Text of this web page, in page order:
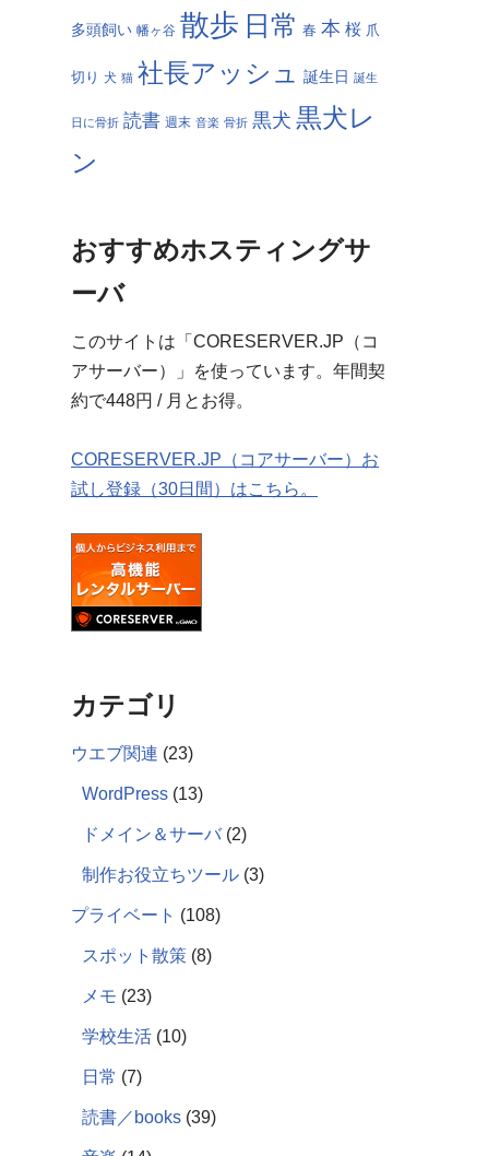
多頭飼い 幡ヶ谷 散歩 日常 春 本 桜 爪
切り 犬 猫 社長アッシュ 誕生日 誕生
日に骨折 読書 週末 音楽 骨折 黒犬 黒犬レ
ン
おすすめホスティングサ
ーバ
このサイトは「CORESERVER.JP（コ
アサーバー）」を使っています。年間契
約で448円 / 月とお得。
CORESERVER.JP（コアサーバー）お
試し登録（30日間）はこちら。
カテゴリ
ウエブ関連 (23)
WordPress (13)
ドメイン＆サーバ(2)
制作お役立ちツール (3)
プライベート (108)
スポット散策 (8)
メモ (23)
学校生活 (10)
日常 (7)
読書／books (39)